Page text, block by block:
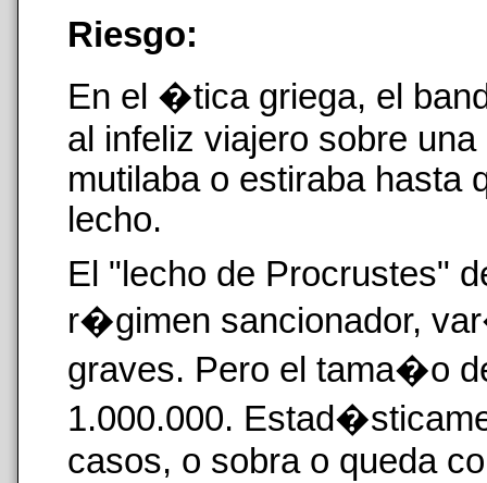
Riesgo:
En el �tica griega, el
al infeliz viajero sobre
mutilaba o estiraba hasta
lecho.
El "lecho de Procrustes"
r�gimen sancionador,
graves. Pero el tama�o
1.000.000.
casos, o sobra o queda